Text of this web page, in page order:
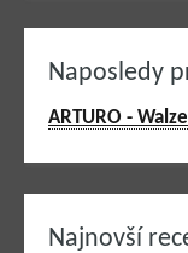
Naposledy
ARTURO -
Najnovší